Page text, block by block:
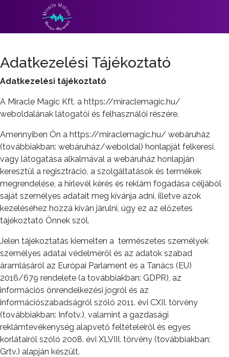
Adatkezelési Tájékoztató
Adatkezelési tájékoztató
A Miracle Magic Kft. a https://miraclemagic.hu/
weboldalának látogatói és felhasználói részére.
Amennyiben Ön a https://miraclemagic.hu/ webáruház
(továbbiakban: webáruház/weboldal) honlapját felkeresi,
vagy látogatása alkalmával a webáruház honlapján
keresztül a regisztráció, a szolgáltatások és termékek
megrendelése, a hírlevél kérés és reklám fogadása céljából
saját személyes adatait meg kívánja adni, illetve azok
kezeléséhez hozzá kíván járulni, úgy ez az előzetes
tájékoztató Önnek szól.
Jelen tájékoztatás kiemelten a természetes személyek
személyes adatai védelméről és az adatok szabad
áramlásáról az Európai Parlament és a Tanács (EU)
2016/679 rendelete (a továbbiakban: GDPR), az
információs önrendelkezési jogról és az
információszabadságról szóló 2011. évi CXII. törvény
(továbbiakban: Infotv.), valamint a gazdasági
reklámtevékenység alapvető feltételeiről és egyes
korlátairól szóló 2008. évi XLVIII. törvény (továbbiakban:
Grtv.) alapján készült.